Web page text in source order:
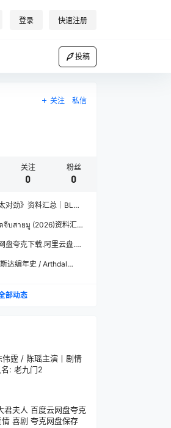
登录 快速注册
投稿
关注 私信
关注
0
粉丝
0
对劲》资料汇总｜BL剧
จีบสายมู (2026)资料汇总
盘夸克下载.阿里云盘.中
达编年史 / Arthdal
部动态
霆 / 陈瑶主演丨剧情
: 老九门2
君夫人 百度云网盘夸克
喜剧 夸克网盘保存